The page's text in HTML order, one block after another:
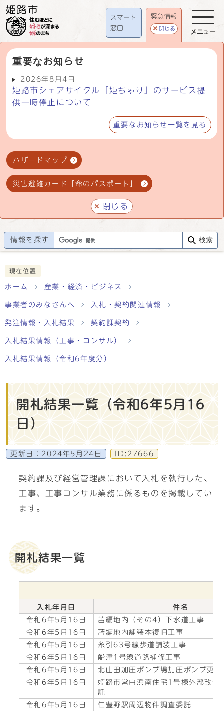
スマート
窓口
緊急情報
閉じる
重要なお知らせ
2026年8月4日
姫路市シェアサイクル「姫ちゃり」のサービス提
供一時停止について
重要なお知らせ一覧を見る
ハザードマップ
災害避難カード「命のパスポート」
閉じる
メニュー
情報を探す 検索
現在位置
ホーム 産業・経済・ビジネス
事業者のみなさんへ 入札・契約関連情報
発注情報・入札結果 契約課契約
入札結果情報（工事・コンサル）
入札結果情報（令和6年度分）
開札結果一覧（令和6年5月16
日）
更新日： 2024年5月24日 ID:27666
契約課及び経営管理課において入札を執行した、
工事、工事コンサル業務に係るものを掲載してい
ます。
開札結果一覧
入札年月日
件名
令和6年5月16日
苫編地内（その4）下水道工事
令和6年5月16日
苫編地内舗装本復旧工事
令和6年5月16日
糸引63号線歩道舗装工事
令和6年5月16日
船津1号線道路補修工事
令和6年5月16日
北山田加圧ポンプ場加圧ポンプ更
令和6年5月16日
姫路市営白浜南住宅1号棟外部改修
託
令和6年5月16日
仁豊野駅周辺物件調査委託